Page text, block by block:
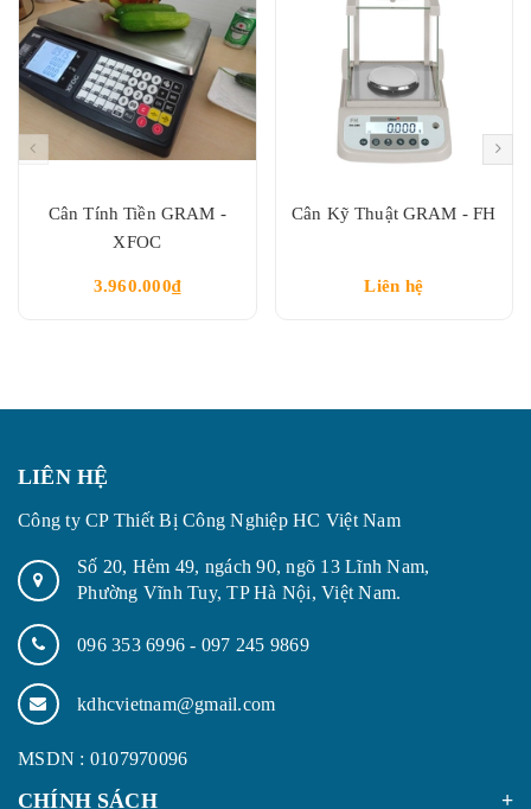
Cân Tính Tiền GRAM -
XFOC
3.960.000₫
Cân Kỹ Thuật GRAM - FH
Liên hệ
LIÊN HỆ
Công ty CP Thiết Bị Công Nghiệp HC Việt Nam
Số 20, Hẻm 49, ngách 90, ngõ 13 Lĩnh Nam,
Phường Vĩnh Tuy, TP Hà Nội, Việt Nam.
096 353 6996- 097 245 9869
kdhcvietnam@gmail.com
MSDN : 0107970096
CHÍNH SÁCH